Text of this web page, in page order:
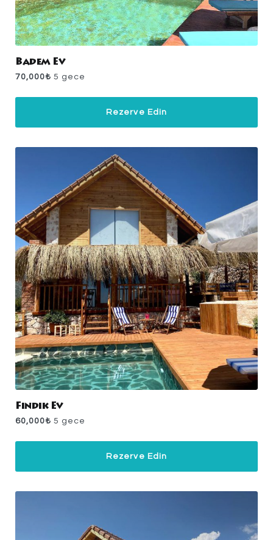
Badem Ev
70,000₺ 5 gece
Rezerve Edin
Fındık Ev
60,000₺ 5 gece
Rezerve Edin